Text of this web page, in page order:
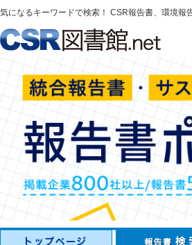
気になるキーワードで検索！ CSR報告書、環境報